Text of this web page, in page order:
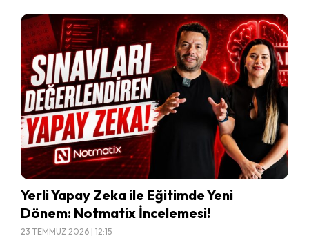
Yerli Yapay Zeka ile Eğitimde Yeni
Dönem: Notmatix İncelemesi!
23 TEMMUZ 2026 | 12:15